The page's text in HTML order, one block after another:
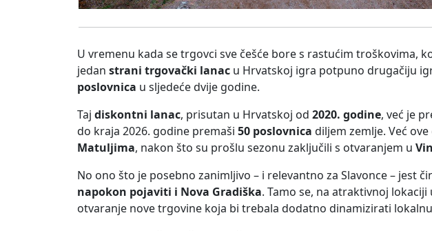
U vremenu kada se trgovci sve češće bore s rastućim troškovima,
jedan strani trgovački lanac u Hrvatskoj igra potpuno drugačiju
poslovnica u sljedeće dvije godine.
Taj diskontni lanac, prisutan u Hrvatskoj od 2020. godine, već je
do kraja 2026. godine premaši 50 poslovnica diljem zemlje. Već
Matuljima, nakon što su prošlu sezonu zaključili s otvaranjem u
No ono što je posebno zanimljivo – i relevantno za Slavonce – jest
napokon pojaviti i Nova Gradiška. Tamo se, na atraktivnoj
otvaranje nove trgovine koja bi trebala dodatno dinamizirati